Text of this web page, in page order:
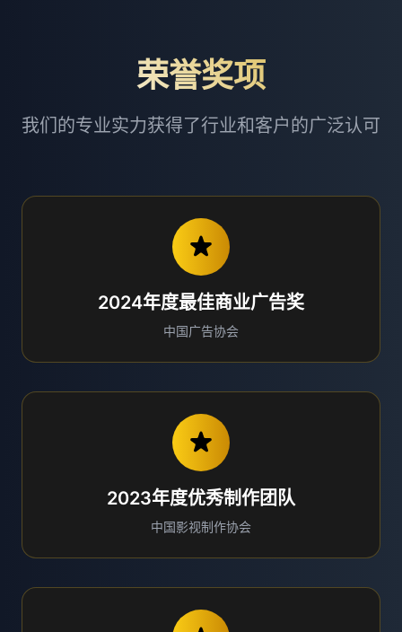
荣誉奖项
我们的专业实力获得了行业和客户的广泛认可
2024年度最佳商业广告奖
中国广告协会
2023年度优秀制作团队
中国影视制作协会